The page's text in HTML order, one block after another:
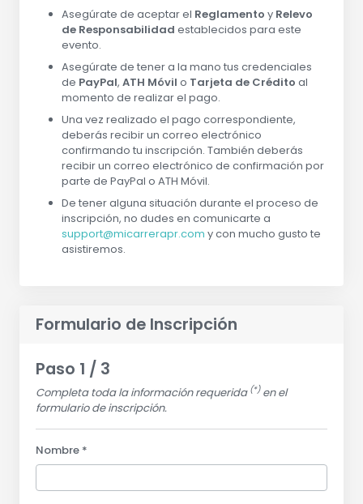
Asegúrate de aceptar el Reglamento y Relevo
de Responsabilidad establecidos para este
evento.
Asegúrate de tener a la mano tus credenciales
de PayPal, ATH Móvil o Tarjeta de Crédito al
momento de realizar el pago.
Una vez realizado el pago correspondiente,
deberás recibir un correo electrónico
confirmando tu inscripción. También deberás
recibir un correo electrónico de confirmación por
parte de PayPal o ATH Móvil.
De tener alguna situación durante el proceso de
inscripción, no dudes en comunicarte a
support@micarrerapr.com y con mucho gusto te
asistiremos.
Formulario de Inscripción
Paso 1 / 3
Completa toda la información requerida (*)en el
formulario de inscripción.
Nombre *